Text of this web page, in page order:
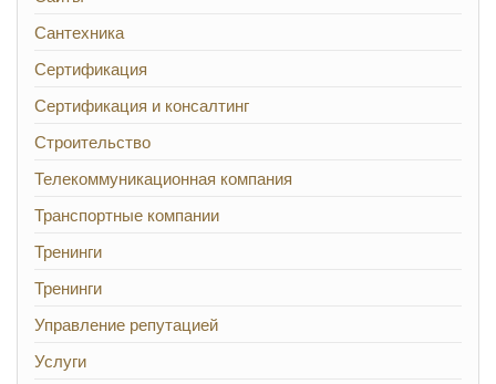
Сантехника
Сертификация
Сертификация и консалтинг
Строительство
Телекоммуникационная компания
Транспортные компании
Тренинги
Тренинги
Управление репутацией
Услуги